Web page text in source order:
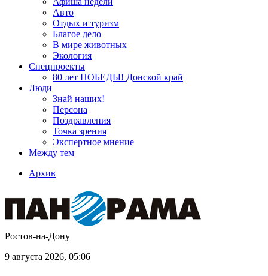
Авто
Отдых и туризм
Благое дело
В мире животных
Экология
Спецпроекты
80 лет ПОБЕДЫ! Донской край
Люди
Знай наших!
Персона
Поздравления
Точка зрения
Экспертное мнение
Между тем
Архив
Ростов-на-Дону
9 августа 2026, 05:06